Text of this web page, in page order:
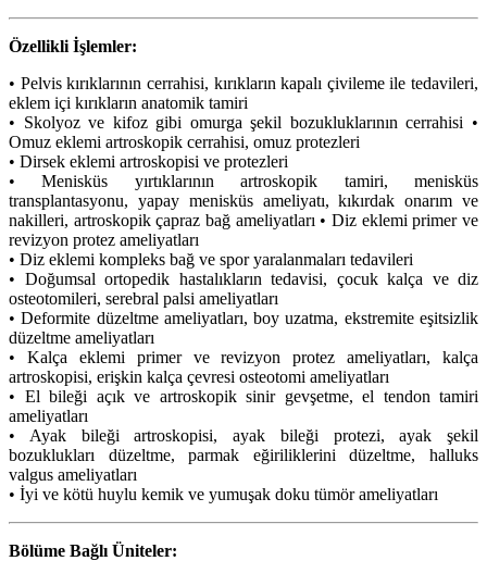
Özellikli İşlemler:
• Pelvis kırıklarının cerrahisi, kırıkların kapalı çivileme ile tedavileri,
eklem içi kırıkların anatomik tamiri
• Skolyoz ve kifoz gibi omurga şekil bozukluklarının cerrahisi •
Omuz eklemi artroskopik cerrahisi, omuz protezleri
• Dirsek eklemi artroskopisi ve protezleri
• Menisküs yırtıklarının artroskopik tamiri, menisküs
transplantasyonu, yapay menisküs ameliyatı, kıkırdak onarım ve
nakilleri, artroskopik çapraz bağ ameliyatları • Diz eklemi primer ve
revizyon protez ameliyatları
• Diz eklemi kompleks bağ ve spor yaralanmaları tedavileri
• Doğumsal ortopedik hastalıkların tedavisi, çocuk kalça ve diz
osteotomileri, serebral palsi ameliyatları
• Deformite düzeltme ameliyatları, boy uzatma, ekstremite eşitsizlik
düzeltme ameliyatları
• Kalça eklemi primer ve revizyon protez ameliyatları, kalça
artroskopisi, erişkin kalça çevresi osteotomi ameliyatları
• El bileği açık ve artroskopik sinir gevşetme, el tendon tamiri
ameliyatları
• Ayak bileği artroskopisi, ayak bileği protezi, ayak şekil
bozuklukları düzeltme, parmak eğiriliklerini düzeltme, halluks
valgus ameliyatları
• İyi ve kötü huylu kemik ve yumuşak doku tümör ameliyatları
Bölüme Bağlı Üniteler: